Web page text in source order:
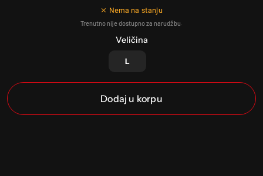
⨯ Nema na stanju
Veličina
L
Dodaj u korpu